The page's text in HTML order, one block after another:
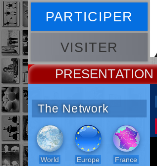
PARTICIPER
VISITER
PRESENT
The Network
World Europe France